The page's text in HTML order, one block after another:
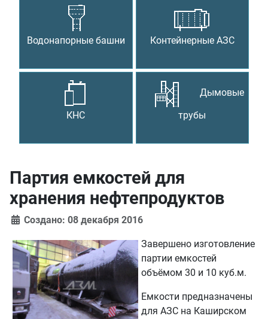
Водонапорные башни Контейнерные АЗС
КНС
Дымовые
трубы
Партия емкостей для
хранения нефтепродуктов
Создано: 08 декабря 2016
Завершено изготовление
партии емкостей
объёмом 30 и 10 куб.м.
Емкости предназначены
для АЗС на Каширском